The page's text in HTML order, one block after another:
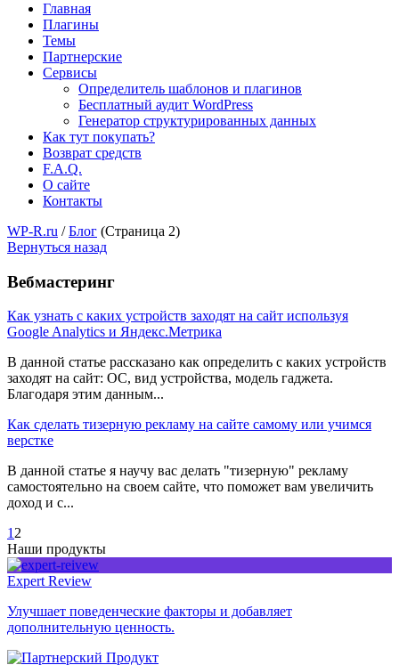
Главная
Плагины
Темы
Партнерские
Сервисы
Определитель шаблонов и плагинов
Бесплатный аудит WordPress
Генератор структурированных данных
Как тут покупать?
Возврат средств
F.A.Q.
О сайте
Контакты
WP-R.ru /Блог (Страница 2)
Вернуться назад
Вебмастеринг
Как узнать с каких устройств заходят на сайт используя
Google Analytics и Яндекс.Метрика
В данной статье рассказано как определить с каких устройств
заходят на сайт: ОС, вид устройства, модель гаджета.
Благодаря этим данным...
Как сделать тизерную рекламу на сайте самому или учимся
верстке
В данной статье я научу вас делать "тизерную" рекламу
самостоятельно на своем сайте, что поможет вам увеличить
доход и с...
12
Наши продукты
Expert Review
Улучшает поведенческие факторы и добавляет
дополнительную ценность.